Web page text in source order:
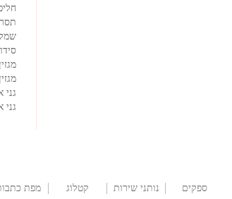
גני
גני
ספקים
נותני שירות
קטלוג
מפת